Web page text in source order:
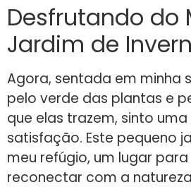
Desfrutando do
Jardim de
Agora, sentada em minha
pelo verde das plantas e
que elas trazem, sinto
satisfação. Este pequeno
meu refúgio, um lugar
reconectar com a